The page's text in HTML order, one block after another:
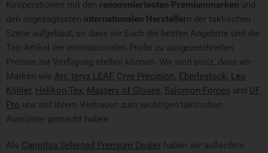
Kooperationen mit den renommiertesten Premiummarken und
den angesagtesten internationalen Herstellern der taktischen
Szene aufgebaut, so dass wir Euch die besten Angebote und die
Top-Artikel der internationalen Profis zu ausgezeichneten
Preisen zur Verfügung stellen können. Wir sind stolz, dass wir
Marken wie Arc`teryx LEAF, Crye Precision, Eberlestock, Leo
Köhler, Helikon-Tex, Masters of Gloves, Salomon Forces und UF
Pro uns mit ihrem Vertrauen zum wichtigen taktischen
Ausrüster gemacht haben.
Als Carinthia Selected Premium Dealer haben wir außerdem